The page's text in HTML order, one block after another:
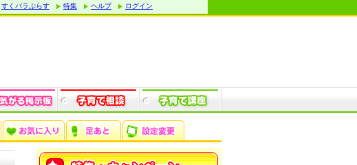
すくパラぷらす 特集 ヘルプ ログイン